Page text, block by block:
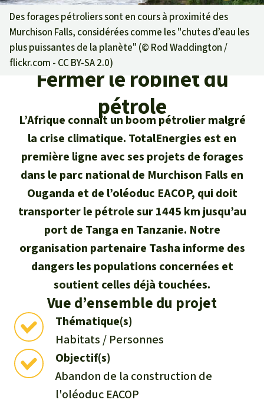
Informations
Pour approfondir
Succès
Lettre d'information
Thématiques
Climat et forêt tropicale
La biodiversité
L'huile de palme
Les aires protégées
La forêt tropicale
Le bois tropical
Les biocarburants
L’aluminium
Association
Sauvons la forêt
Qui sommes-nous ?
Nous contacter
Transparence
Questions fréquentes
Rapports annuels
Mentions légales
Médias
Communiqués
Dans la presse
Recherche
Français
Deutsch
English
Español
Italiano
Português
Indonesia
Fonds d'urgence
Certificats de don
Questions & réponses
Don pour un thème
Protection des animaux
Protection des forêts tropicales
Soutien aux activistes
Don pour une région
Asie du Sud-Est
Afrique
Amérique latine
Des forages pétroliers sont en cours à proximité des
Murchison Falls, considérées comme les "chutes d’eau les
plus puissantes de la planète" (© Rod Waddington /
flickr.com - CC BY-SA 2.0)
Fermer le robinet du
pétrole
L’Afrique connaît un boom pétrolier malgré
la crise climatique. TotalEnergies est en
première ligne avec ses projets de forages
dans le parc national de Murchison Falls en
Ouganda et de l’oléoduc EACOP, qui doit
transporter le pétrole sur 1445 km jusqu’au
port de Tanga en Tanzanie. Notre
organisation partenaire Tasha informe des
dangers les populations concernées et
soutient celles déjà touchées.
Vue d’ensemble du projet
Thématique(s)
Habitats / Personnes
Objectif(s)
Abandon de la construction de
l'oléoduc EACOP